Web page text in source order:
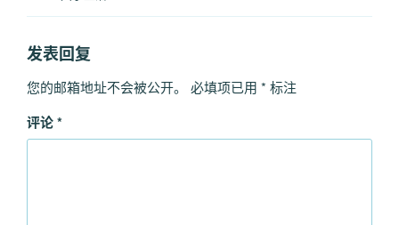
发表回复
您的邮箱地址不会被公开。 必填项已用 * 标注
评论*